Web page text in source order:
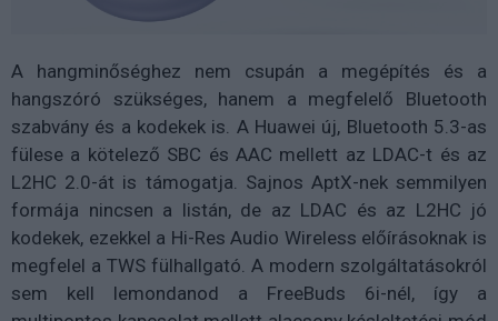
A hangminőséghez nem csupán a megépítés és a
hangszóró szükséges, hanem a megfelelő Bluetooth
szabvány és a kodekek is. A Huawei új, Bluetooth 5.3-as
fülese a kötelező SBC és AAC mellett az LDAC-t és az
L2HC 2.0-át is támogatja. Sajnos AptX-nek semmilyen
formája nincsen a listán, de az LDAC és az L2HC jó
kodekek, ezekkel a Hi-Res Audio Wireless előírásoknak is
megfelel a TWS fülhallgató. A modern szolgáltatásokról
sem kell lemondanod a FreeBuds 6i-nél, így a